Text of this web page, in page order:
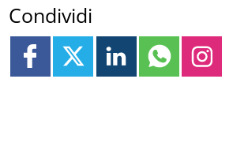
Condividi